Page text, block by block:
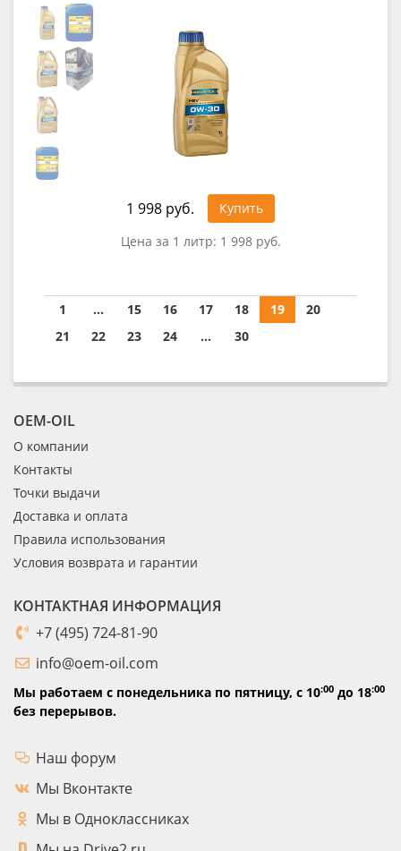
1 998 руб.
Купить
Цена за 1 литр: 1 998 руб.
1 ... 15 16 17 18 19
20
21
22 23 24 ... 30
OEM-OIL
О компании
Контакты
Точки выдачи
Доставка и оплата
Правила использования
Условия возврата и гарантии
КОНТАКТНАЯ ИНФОРМАЦИЯ
+7 (495) 724-81-90
info@oem-oil.com
Мы работаем с понедельника по пятницу, с 10:00 до 18:00
без перерывов.
Наш форум
Мы Вконтакте
Мы в Одноклассниках